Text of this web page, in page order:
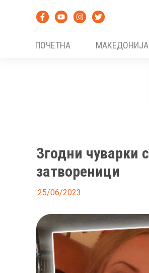
ПОЧЕТНА
МАКЕДОНИЈА
Згодни чуварки
затвореници
25/06/2023